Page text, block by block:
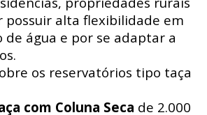
possuir alta flexibilidade em
de água e por se adaptar a
os reservatórios tipo taça
com Coluna Seca de 2.000